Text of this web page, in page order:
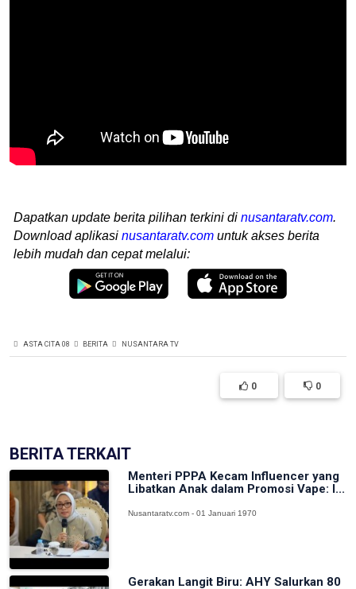
Dapatkan update berita pilihan terkini di nusantaratv.com.
Download aplikasi nusantaratv.com untuk akses berita
lebih mudah dan cepat melalui:
ASTA CITA 08 BERITA NUSANTARA TV
0 0
BERITA TERKAIT
Menteri PPPA Kecam Influencer yang
Libatkan Anak dalam Promosi Vape: I...
Nusantaratv.com - 01 Januari 1970
Gerakan Langit Biru: AHY Salurkan 80